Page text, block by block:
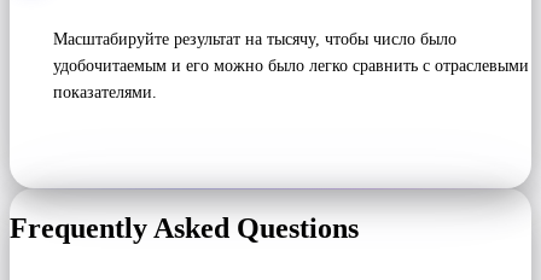
Масштабируйте результат на тысячу, чтобы число было
удобочитаемым и его можно было легко сравнить с отраслевыми
показателями.
Frequently Asked Questions